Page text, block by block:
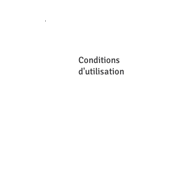
Prix
40,00 $US
Conditions
d'utilisation